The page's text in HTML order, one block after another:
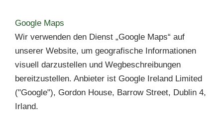
Google Maps
Wir verwenden den Dienst „Google Maps“ auf
unserer Website, um geografische Informationen
visuell darzustellen und Wegbeschreibungen
bereitzustellen. Anbieter ist Google Ireland Limited
("Google"), Gordon House, Barrow Street, Dublin 4,
Irland.